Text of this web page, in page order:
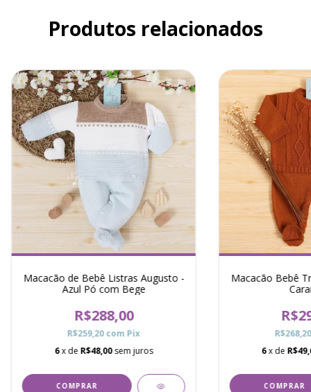
Produtos relacionados
Macacão de Bebê Listras Augusto -
Azul Pó com Bege
R$288,00
R$259,20com Pix
6x de R$48,00 sem juros
COMPRAR
Macacão Bebê
6x de
COMPRAR